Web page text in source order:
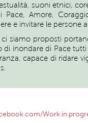
suoni etnici,
Pace, Amore,
e invitare le persone
siamo proposti
di inondare di Pace
capace di ridare
22 o ad